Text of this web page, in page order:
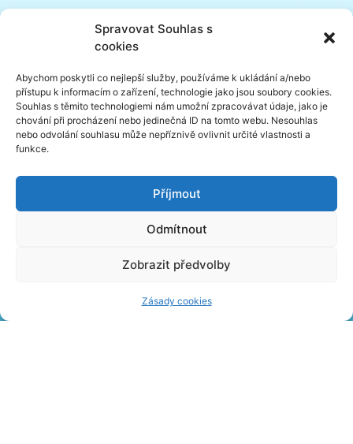
Spravovat Souhlas s
cookies
Abychom poskytli co nejlepší služby, používáme k ukládání a/nebo
přístupu k informacím o zařízení, technologie jako jsou soubory cookies.
Souhlas s těmito technologiemi nám umožní zpracovávat údaje, jako je
chování při procházení nebo jedinečná ID na tomto webu. Nesouhlas
nebo odvolání souhlasu může nepříznivě ovlivnit určité vlastnosti a
funkce.
Příjmout
Odmítnout
Zobrazit předvolby
Zásady cookies
PŘÁNÍ A PŘIPOMÍNKY
Kontakty Návštěvní řády
Partneři